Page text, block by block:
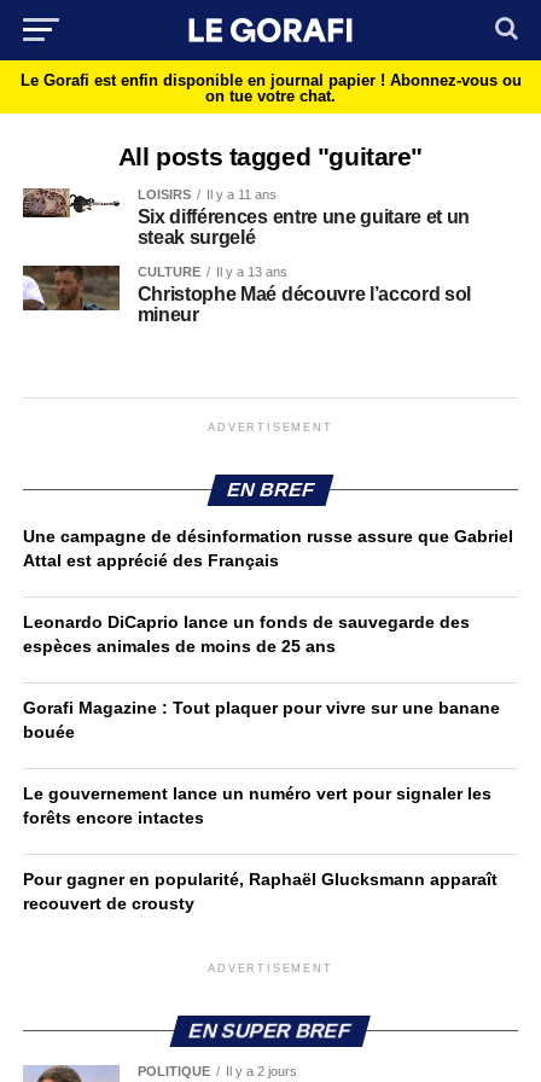
Le Gorafi est enfin disponible en journal papier ! Abonnez-vous ou
on tue votre chat.
All posts tagged "guitare"
LOISIRS Il y a 11 ans
Six différences entre une guitare et un
steak surgelé
CULTURE Il y a 13 ans
Christophe Maé découvre l’accord sol
mineur
ADVERTISEMENT
EN BREF
Une campagne de désinformation russe assure que Gabriel
Attal est apprécié des Français
Leonardo DiCaprio lance un fonds de sauvegarde des
espèces animales de moins de 25 ans
Gorafi Magazine : Tout plaquer pour vivre sur une banane
bouée
Le gouvernement lance un numéro vert pour signaler les
forêts encore intactes
Pour gagner en popularité, Raphaël Glucksmann apparaît
recouvert de crousty
ADVERTISEMENT
EN SUPER BREF
POLITIQUE Il y a 2 jours